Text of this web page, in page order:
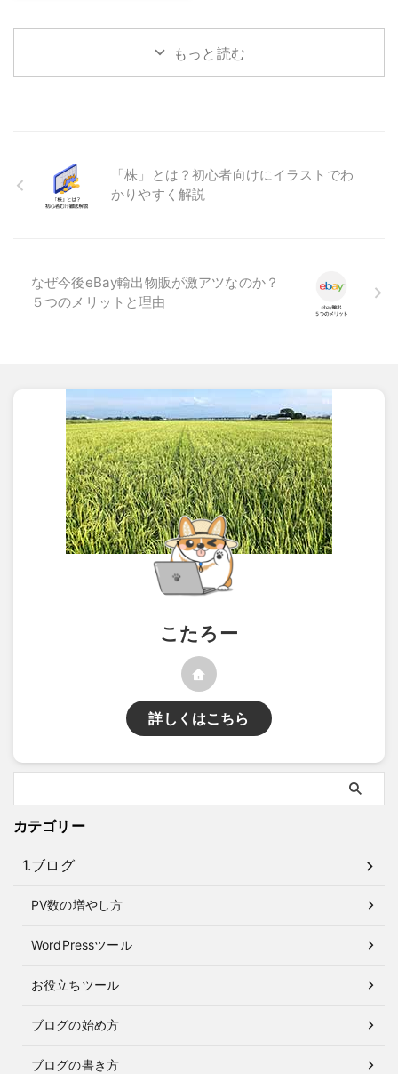
もっと読む
「株」とは？初心者向けにイラストでわ
かりやすく解説
なぜ今後eBay輸出物販が激アツなのか？
５つのメリットと理由
こたろー
詳しくはこちら
カテゴリー
1.ブログ
PV数の増やし方
WordPressツール
お役立ちツール
ブログの始め方
ブログの書き方